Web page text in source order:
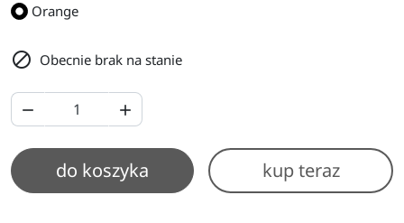
Orange
 Obecnie brak na stanie
 
do koszyka kup teraz